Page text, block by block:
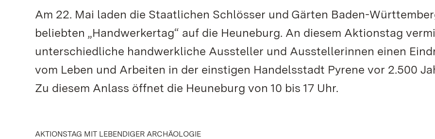
Am 22. Mai laden die Staatlichen Schlösser und Gärten Baden-
beliebten „Handwerkertag“ auf die Heuneburg. An diesem Aktionstag
unterschiedliche handwerkliche Aussteller und Ausstellerinnen einen
vom Leben und Arbeiten in der einstigen Handelsstadt Pyrene vor 2.500
Zu diesem Anlass öffnet die Heuneburg von 10 bis 17 Uhr.
AKTIONSTAG MIT LEBENDIGER ARCHÄOLOGIE